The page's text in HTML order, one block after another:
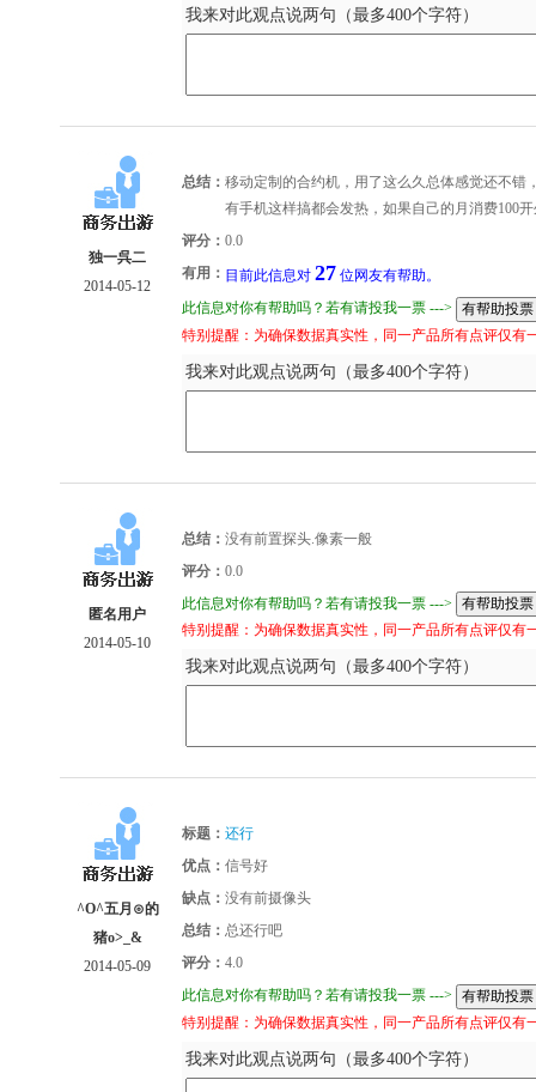
我来对此观点说两句（最多400个字符）
独一呉二
2014-05-12
总结： 移动定制的合约机，用了这么久总体感觉还不
有手机这样搞都会发热，如果自己的月消费100
评分： 0.0
有用： 目前此信息对 27 位网友有帮助。
此信息对你有帮助吗？若有请投我一票 --->
特别提醒：为确保数据真实性，同一产品所有点评仅有
我来对此观点说两句（最多400个字符）
匿名用户
2014-05-10
总结： 没有前置探头.像素一般
评分： 0.0
此信息对你有帮助吗？若有请投我一票 --->
特别提醒：为确保数据真实性，同一产品所有点评仅有
我来对此观点说两句（最多400个字符）
^O^五月⊙的
猪o>_&
2014-05-09
标题： 还行
优点： 信号好
缺点： 没有前摄像头
总结： 总还行吧
评分： 4.0
此信息对你有帮助吗？若有请投我一票 --->
特别提醒：为确保数据真实性，同一产品所有点评仅有
我来对此观点说两句（最多400个字符）